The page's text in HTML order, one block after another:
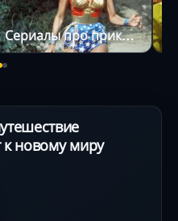
Сериалы про приключения
к новому миру